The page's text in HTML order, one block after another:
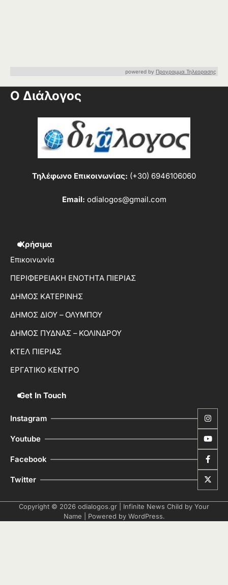
powered by Προγραμμα Τηλεορασης
Ο Διάλογος
Τηλέφωνο Επικοινωνίας: (+30) 6946106060
Email: odialogos@gmail.com
Χρήσιμα
Επικοινωνία
ΠΕΡΙΦΕΡΕΙΑΚΗ ΕΝΟΤΗΤΑ ΠΙΕΡΙΑΣ
ΔΗΜΟΣ ΚΑΤΕΡΙΝΗΣ
ΔΗΜΟΣ ΔΙΟΥ – ΟΛΥΜΠΟΥ
ΔΗΜΟΣ ΠΥΔΝΑΣ – ΚΟΛΙΝΔΡΟΥ
ΚΤΕΛ ΠΙΕΡΙΑΣ
ΕΡΓΑΤΙΚΟ ΚΕΝΤΡΟ
Get In Touch
Instagram
Youtube
Facebook
Twitter
Copyright © 2026 odialogos.gr | Infinite News Child by Your
Name | Powered by WordPress.